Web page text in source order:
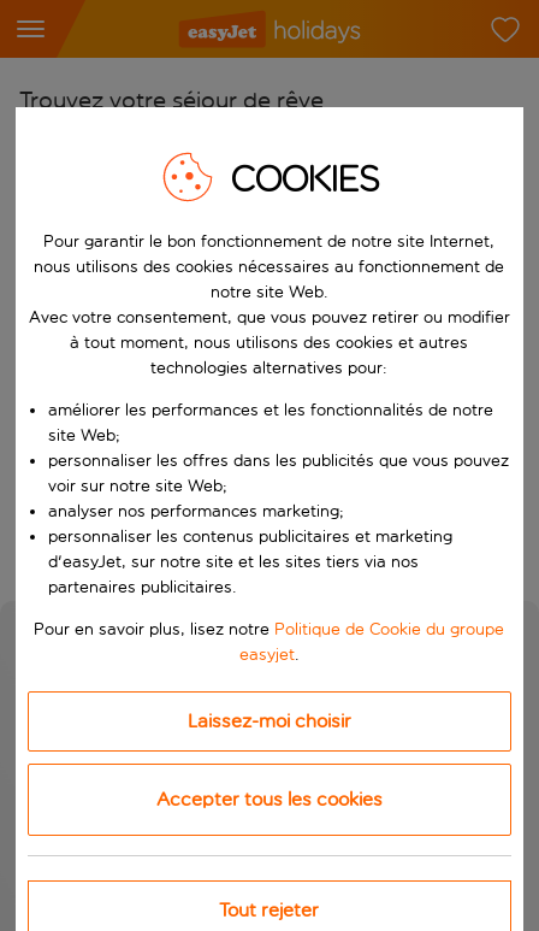
Trouvez votre séjour de rêve
Choisissez votre aéroport
Commencez à taper pour la saisie automatique. Lorsque les
Choisissez votre destination
Vers
Choisissez vos dates
Quand
Qui
Rechercher
COOKIES
Pour garantir le bon fonctionnement de notre site Internet,
nous utilisons des cookies nécessaires au fonctionnement de
notre site Web.
Avec votre consentement, que vous pouvez retirer ou modifier
à tout moment, nous utilisons des cookies et autres
technologies alternatives pour:
améliorer les performances et les fonctionnalités de notre
site Web;
personnaliser les offres dans les publicités que vous pouvez
voir sur notre site Web;
analyser nos performances marketing;
personnaliser les contenus publicitaires et marketing
d'easyJet, sur notre site et les sites tiers via nos
partenaires publicitaires.
Pour en savoir plus, lisez notre Politique de Cookie du groupe
easyjet.
Laissez-moi choisir
Accepter tous les cookies
Tout rejeter